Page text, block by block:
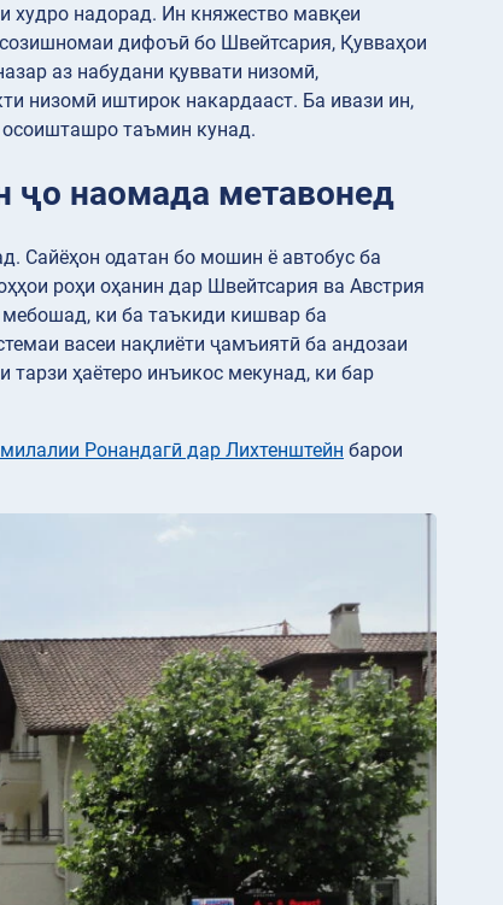
худро надорад. Ин княжество мавқеи
дифоъӣ бо Швейтсария, Қувваҳои
аз набудани қуввати низомӣ,
низомӣ иштирок накардааст. Ба ивази ин,
таъмин кунад.
ҷо наомада метавонед
Сайёҳон одатан бо мошин ё автобус ба
роҳи оҳанин дар Швейтсария ва Австрия
ки ба таъкиди кишвар ба
васеи нақлиёти ҷамъиятӣ ба андозаи
тарзи ҳаётеро инъикос мекунад, ки бар
Ронандагӣ дар Лихтенштейн барои